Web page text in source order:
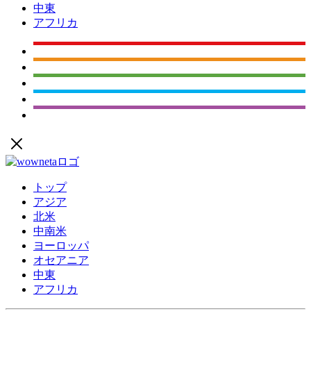
中東
アフリカ
トップ
アジア
北米
中南米
ヨーロッパ
オセアニア
中東
アフリカ